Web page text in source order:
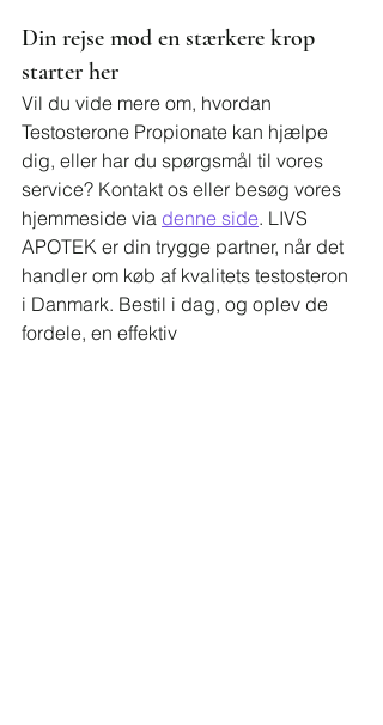
Din rejse mod en stærkere krop
starter her
Vil du vide mere om, hvordan
Testosterone Propionate kan hjælpe
dig, eller har du spørgsmål til vores
service? Kontakt os eller besøg vores
hjemmeside via denne side. LIVS
APOTEK er din trygge partner, når det
handler om køb af kvalitets testosteron
i Danmark. Bestil i dag, og oplev de
fordele, en effektiv